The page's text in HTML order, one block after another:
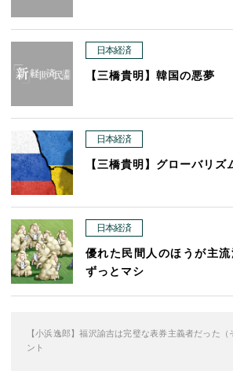
日本経済
【三橋貴明】韓国の悪夢
日本経済
【三橋貴明】グローバリズ
日本経済
優れた民間人のほうが主
ずっとマシ
【小浜逸郎】福沢諭吉は完璧な表券主義者だった（
ント